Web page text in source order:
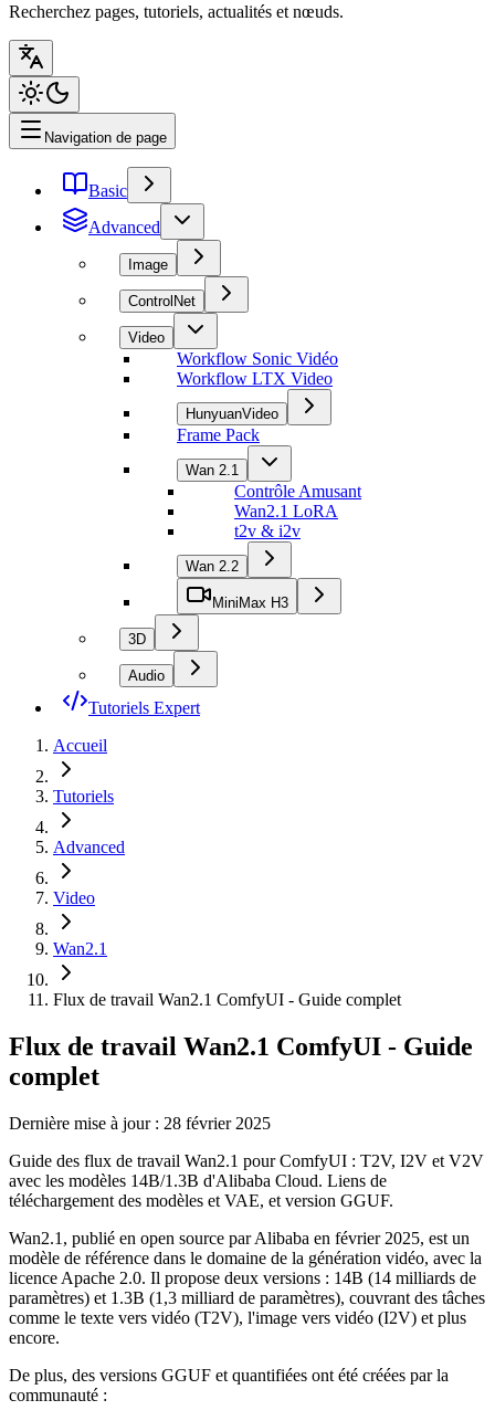
Recherchez pages, tutoriels, actualités et nœuds.
Navigation de page
Basic
Advanced
Image
ControlNet
Video
Workflow Sonic Vidéo
Workflow LTX Video
HunyuanVideo
Frame Pack
Wan 2.1
Contrôle Amusant
Wan2.1 LoRA
t2v & i2v
Wan 2.2
MiniMax H3
3D
Audio
Tutoriels Expert
Accueil
Tutoriels
Advanced
Video
Wan2.1
Flux de travail Wan2.1 ComfyUI - Guide complet
Flux de travail Wan2.1 ComfyUI - Guide
complet
Dernière mise à jour : 28 février 2025
Guide des flux de travail Wan2.1 pour ComfyUI : T2V, I2V et V2V
avec les modèles 14B/1.3B d'Alibaba Cloud. Liens de
téléchargement des modèles et VAE, et version GGUF.
Wan2.1, publié en open source par Alibaba en février 2025, est un
modèle de référence dans le domaine de la génération vidéo, avec la
licence Apache 2.0. Il propose deux versions : 14B (14 milliards de
paramètres) et 1.3B (1,3 milliard de paramètres), couvrant des tâches
comme le texte vers vidéo (T2V), l'image vers vidéo (I2V) et plus
encore.
De plus, des versions GGUF et quantifiées ont été créées par la
communauté :